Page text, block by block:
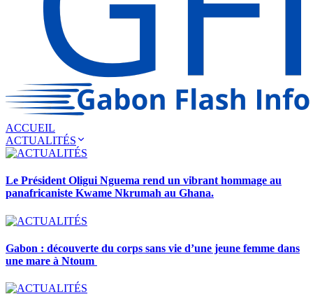
ACCUEIL
ACTUALITÉS
Le Président Oligui Nguema rend un vibrant hommage au
panafricaniste Kwame Nkrumah au Ghana.
Gabon : découverte du corps sans vie d’une jeune femme dans
une mare à Ntoum